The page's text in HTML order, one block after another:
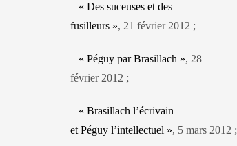
– « Des suceuses et des
fusilleurs », 21 février 2012 ;
– « Péguy par Brasillach », 28
février 2012 ;
– « Brasillach l’écrivain
et Péguy l’intellectuel », 5 mars 2012 ;